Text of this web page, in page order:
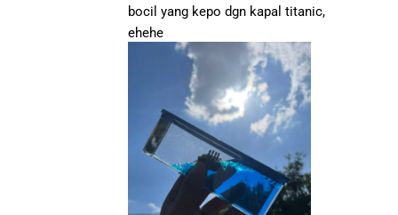
bocil yang kepo dgn kapal titanic,
ehehe